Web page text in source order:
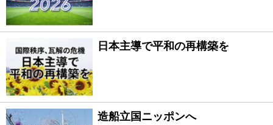
日本主導で平和の再構築を
造船立国ニッポンへ